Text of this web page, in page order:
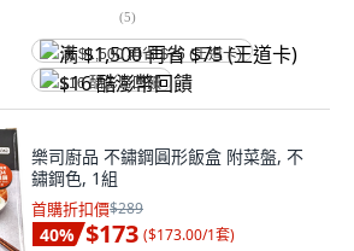
(5)
满 $1,500 再省 $75 (王道卡)
$16 酷澎幣回饋
樂司廚品 不鏽鋼圓形飯盒 附菜盤, 不
鏽鋼色, 1組
首購折扣價$289
40% $173 ($173.00/1套)